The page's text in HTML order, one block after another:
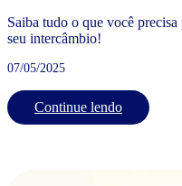
Saiba tudo o que você
seu intercâmbio!
07/05/2025
Continue lendo